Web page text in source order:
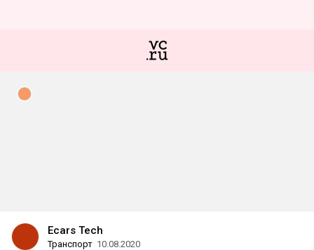
Ecars Tech
Транспорт 10.08.2020